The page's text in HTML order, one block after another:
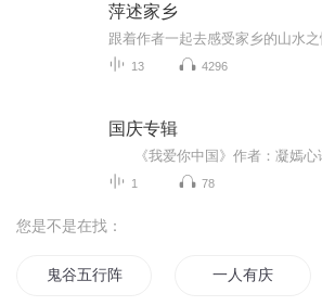
萍述家乡
13 4296
国庆专辑
1 78
您是不是在找：
鬼谷五行阵 一人有庆